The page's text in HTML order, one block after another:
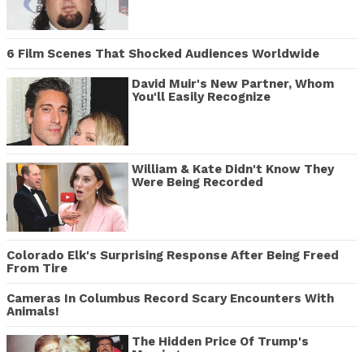
6 Film Scenes That Shocked Audiences Worldwide
David Muir's New Partner, Whom
You'll Easily Recognize
William & Kate Didn't Know They
Were Being Recorded
Colorado Elk's Surprising Response After Being Freed
From Tire
Cameras In Columbus Record Scary Encounters With
Animals!
The Hidden Price Of Trump's